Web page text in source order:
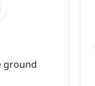
ground